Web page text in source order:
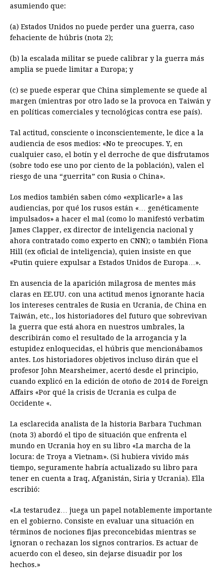
asumiendo que:
(a) Estados Unidos no puede perder una guerra, caso
fehaciente de húbris (nota 2);
(b) la escalada militar se puede calibrar y la guerra más
amplia se puede limitar a Europa; y
(c) se puede esperar que China simplemente se quede al
margen (mientras por otro lado se la provoca en Taiwán y
en políticas comerciales y tecnológicas contra ese país).
Tal actitud, consciente o inconscientemente, le dice a la
audiencia de esos medios: «No te preocupes. Y, en
cualquier caso, el botín y el derroche de que disfrutamos
(sobre todo ese uno por ciento de la población), valen el
riesgo de una “guerrita” con Rusia o China».
Los medios también saben cómo «explicarle» a las
audiencias, por qué los rusos están «… genéticamente
impulsados» a hacer el mal (como lo manifestó verbatim
James Clapper, ex director de inteligencia nacional y
ahora contratado como experto en CNN); o también Fiona
Hill (ex oficial de inteligencia), quien insiste en que
«Putin quiere expulsar a Estados Unidos de Europa…».
En ausencia de la aparición milagrosa de mentes más
claras en EE.UU. con una actitud menos ignorante hacia
los intereses centrales de Rusia en Ucrania, de China en
Taiwán, etc., los historiadores del futuro que sobrevivan
la guerra que está ahora en nuestros umbrales, la
describirán como el resultado de la arrogancia y la
estupidez enloquecidas, el húbris que mencionábamos
antes. Los historiadores objetivos incluso dirán que el
profesor John Mearsheimer, acertó desde el principio,
cuando explicó en la edición de otoño de 2014 de Foreign
Affairs «Por qué la crisis de Ucrania es culpa de
Occidente «.
La esclarecida analista de la historia Barbara Tuchman
(nota 3) abordó el tipo de situación que enfrenta el
mundo en Ucrania hoy en su libro «La marcha de la
locura: de Troya a Vietnam». (Si hubiera vivido más
tiempo, seguramente habría actualizado su libro para
tener en cuenta a Iraq, Afganistán, Siria y Ucrania). Ella
escribió:
«La testarudez… juega un papel notablemente importante
en el gobierno. Consiste en evaluar una situación en
términos de nociones fijas preconcebidas mientras se
ignoran o rechazan los signos contrarios. Es actuar de
acuerdo con el deseo, sin dejarse disuadir por los
hechos.»